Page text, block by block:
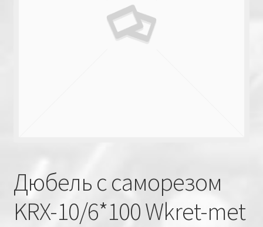
Дюбель с саморезом
KRX-10/6*100 Wkret-met